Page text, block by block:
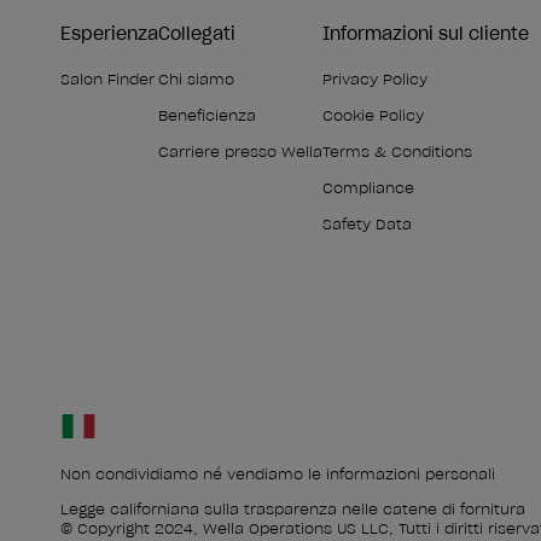
Esperienza
Salon Finder
Collegati
Chi siamo
Beneficienza
Carriere presso Wella
Informazioni sul cliente
Privacy Policy
Cookie Policy
Terms & Conditions
Compliance
Safety Data
Non condividiamo né vendiamo le informazioni personali
Legge californiana sulla trasparenza nelle catene di fornitura
© Copyright 2024, Wella Operations US LLC, Tutti i diritti